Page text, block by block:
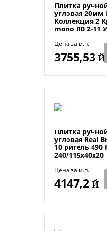
Плитка
угловая 20мм
Коллекция 2
mono RB 2-11
Цена за м.п.
3755,53Й
Плитка
угловая Real
10 ригель 490
240/115х40х20
Цена за м.п.
4147,2Й